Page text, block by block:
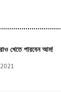
খেতে পারবেন আম!